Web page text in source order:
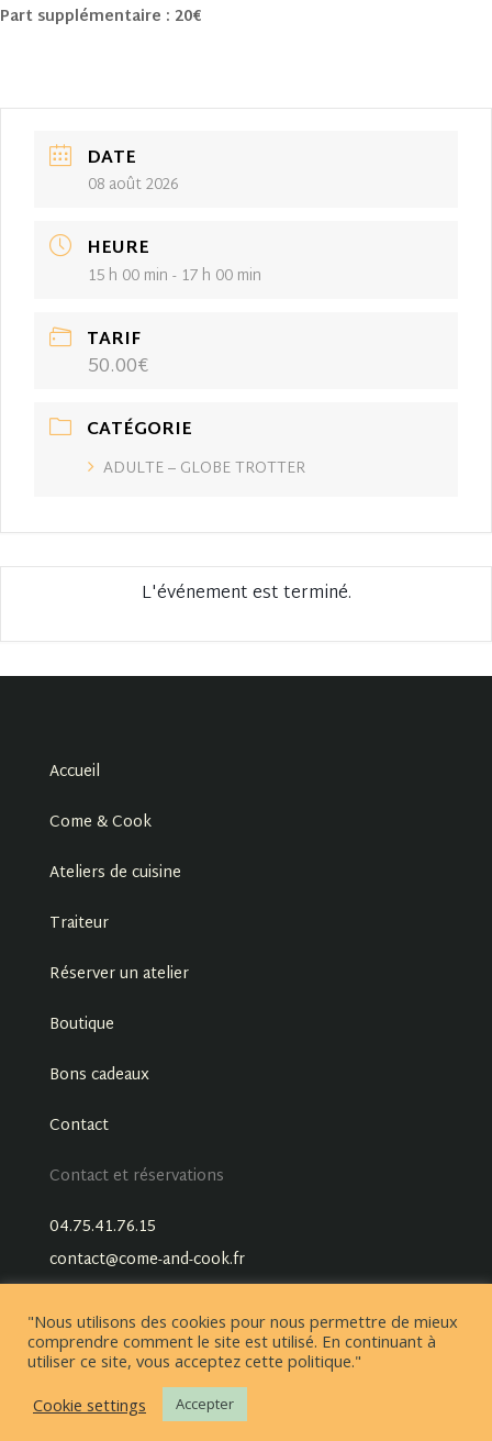
Part supplémentaire : 20€
DATE
08 août 2026
HEURE
15 h 00 min - 17 h 00 min
TARIF
50.00€
CATÉGORIE
ADULTE – GLOBE TROTTER
L'événement est terminé.
Accueil
Come & Cook
Ateliers de cuisine
Traiteur
Réserver un atelier
Boutique
Bons cadeaux
Contact
Contact et réservations
04.75.41.76.15
contact@come-and-cook.fr
"Nous utilisons des cookies pour nous permettre de mieux
comprendre comment le site est utilisé. En continuant à
utiliser ce site, vous acceptez cette politique."
Cookie settings
Accepter